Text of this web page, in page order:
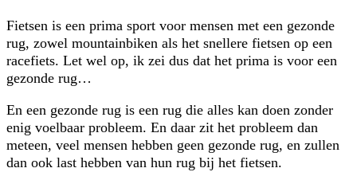
Fietsen is een prima sport voor mensen met een gezonde
rug, zowel mountainbiken als het snellere fietsen op een
racefiets. Let wel op, ik zei dus dat het prima is voor een
gezonde rug…
En een gezonde rug is een rug die alles kan doen zonder
enig voelbaar probleem. En daar zit het probleem dan
meteen, veel mensen hebben geen gezonde rug, en zullen
dan ook last hebben van hun rug bij het fietsen.